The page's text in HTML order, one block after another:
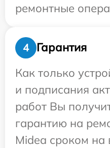
ремонтные
4
Гарантия
Как только
и подписания
работ Вы
гарантию на
Midea сроком на